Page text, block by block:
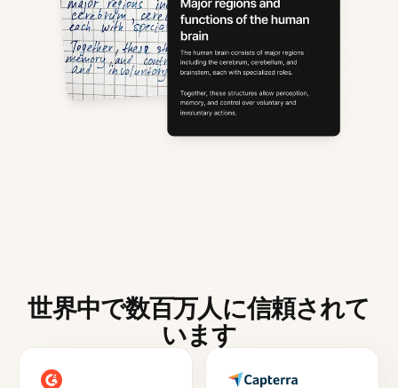
世界中で数百万人に信頼されて
います